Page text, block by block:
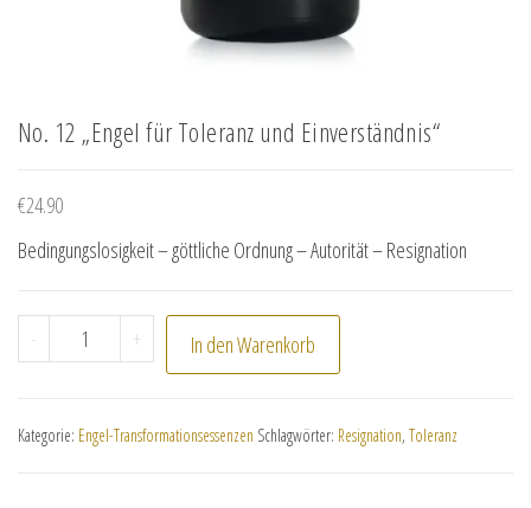
No. 12 „Engel für Toleranz und Einverständnis“
€24.90
Bedingungslosigkeit – göttliche Ordnung – Autorität – Resignation
- No. 12 "Engel für Toleranz und Einverständnis" Menge
+ In den Warenkorb
Kategorie: Engel-Transformationsessenzen Schlagwörter: Resignation, Toleranz